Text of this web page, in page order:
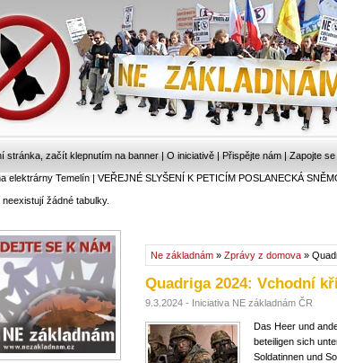
stránka, začít klepnutím na banner | O iniciativě | Přispějte nám | Zapojte se
elektrárny Temelín|VEŘEJNÉ SLYŠENÍ K PETICÍM POSLANECKÁ
neexistují žádné tabulky.
Ne základnám » Zprávy z domova »
Quadriga 2024: Vchodní
9.3.2024 - Iniciativa NE základnám ČR
Das Heer und
beteiligen sich
Soldatinnen und